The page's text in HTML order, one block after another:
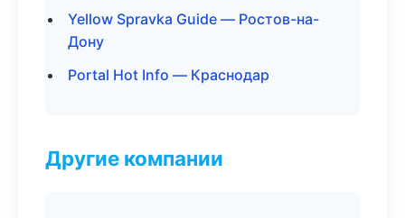
Yellow Spravka Guide — Ростов-на-
Дону
Portal Hot Info — Краснодар
Другие компании